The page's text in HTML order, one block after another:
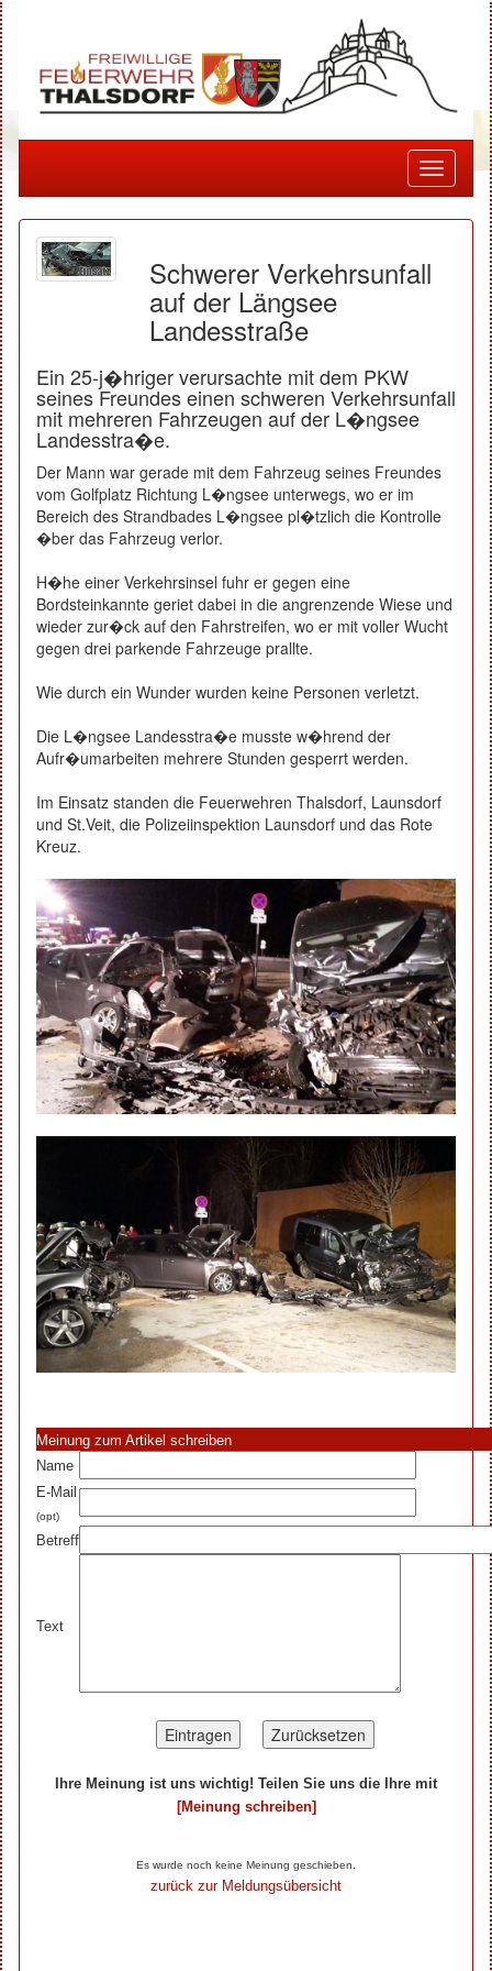
Toggle
Schwerer Verkehrsunfall
auf der Längsee
Landesstraße
Ein 25-j�hriger verursachte mit dem PKW
seines Freundes einen schweren Verkehrsunfall
mit mehreren Fahrzeugen auf der L�ngsee
Landesstra�e.
Der Mann war gerade mit dem Fahrzeug seines Freundes
vom Golfplatz Richtung L�ngsee unterwegs, wo er im
Bereich des Strandbades L�ngsee pl�tzlich die Kontrolle
�ber das Fahrzeug verlor.
H�he einer Verkehrsinsel fuhr er gegen eine
Bordsteinkannte geriet dabei in die angrenzende Wiese und
wieder zur�ck auf den Fahrstreifen, wo er mit voller Wucht
gegen drei parkende Fahrzeuge prallte.
Wie durch ein Wunder wurden keine Personen verletzt.
Die L�ngsee Landesstra�e musste w�hrend der
Aufr�umarbeiten mehrere Stunden gesperrt werden.
Im Einsatz standen die Feuerwehren Thalsdorf, Launsdorf
und St.Veit, die Polizeiinspektion Launsdorf und das Rote
Kreuz.
Meinung zum Artikel schreiben
Name
E-Mail
(opt)
Betreff
Text
Ihre Meinung ist uns wichtig! Teilen Sie uns die Ihre mit
[Meinung schreiben]
Es wurde noch keine Meinung geschieben.
zurück zur Meldungsübersicht